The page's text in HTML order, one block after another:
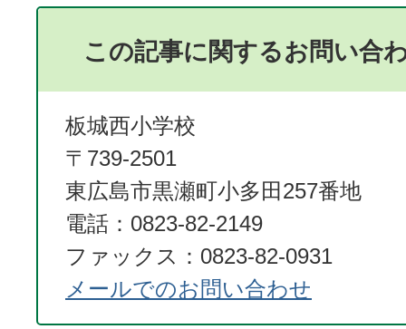
この記事に関するお問い合
板城西小学校
〒739-2501
東広島市黒瀬町小多田257番地
電話：0823-82-2149
ファックス：0823-82-0931​​​​​​​
メールでのお問い合わせ